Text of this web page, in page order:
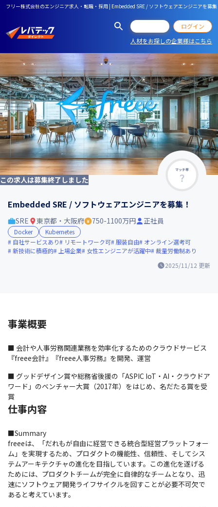
フリー株式会社のエンジニア求人・転職・採用 | Embedded SRE / ソフトウェアエンジニアを募
ログイン
人材をお探しの企業様はこちら
マッチ率
この求人は募集終了しました
Embedded SRE / ソフトウェアエンジニアを募集！
2025/11/12 更新
SRE 東京都・大阪府 750-1100万円 正社員
Docker
Kubernetes
自社サービスあり
リモートワーク可 服装自由
オンライン選考可
新技術に積極的
上場企業 女性エンジニアが活躍中 裁量労働制あり
事業概要
■ 会計や人事労務関連業務を効率化するためのクラウドサービス
『freee会計』『freee人事労務』を開発、運営
■ グッドデザイン賞や総務省後援の「ASPIC IoT・AI・クラウドア
ワード」のベンチャー大賞（2017年）をはじめ、名だたる賞を受
賞
仕事内容
■Summary
freeeは、「だれもが自由に経営できる統合型経営プラットフォー
ム」を実現するため、プロダクトの機能性、信頼性、そしてシス
テムアーキテクチャの進化を目指しています。この進化を遂げる
ためには、プロダクトチームが完全に自律的なチームとなり、迅
速にソフトウェア開発ライフサイクルを回すことが必要不可欠で
あると考えています。